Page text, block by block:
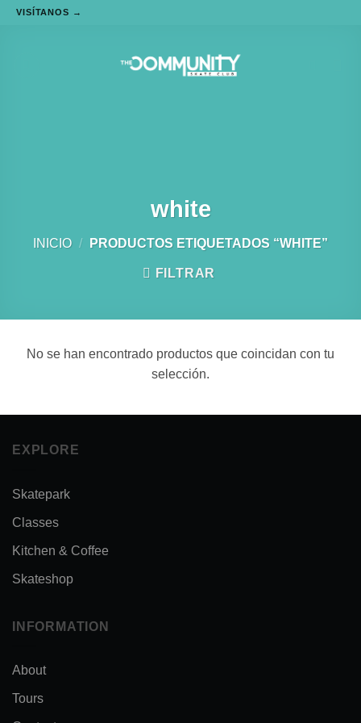
VISÍTANOS →
white
INICIO / PRODUCTOS ETIQUETADOS “WHITE”
FILTRAR
No se han encontrado productos que coincidan con tu
selección.
EXPLORE
Skatepark
Classes
Kitchen & Coffee
Skateshop
INFORMATION
About
Tours